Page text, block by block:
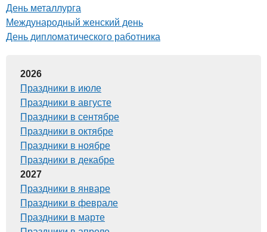
День металлурга
Международный женский день
День дипломатического работника
2026
Праздники в июле
Праздники в августе
Праздники в сентябре
Праздники в октябре
Праздники в ноябре
Праздники в декабре
2027
Праздники в январе
Праздники в феврале
Праздники в марте